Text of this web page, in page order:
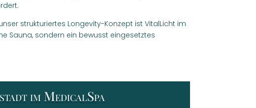
strukturiertes Longevity-Konzept ist VitalLicht im
Sauna, sondern ein bewusst eingesetztes
im MedicalSpa